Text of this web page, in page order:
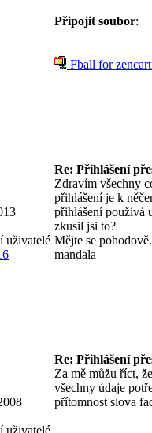
Připojit soubor:
Fball for
Re: Přihlášení
uživatelé
Zdravím všechny
přihlášení je k
přihlášení používá
zkusil jsi to?
Mějte se pohodově.
mandala
Re: Přihlášení
uživatelé
Za mě můžu říct,
všechny údaje
přítomnost slova